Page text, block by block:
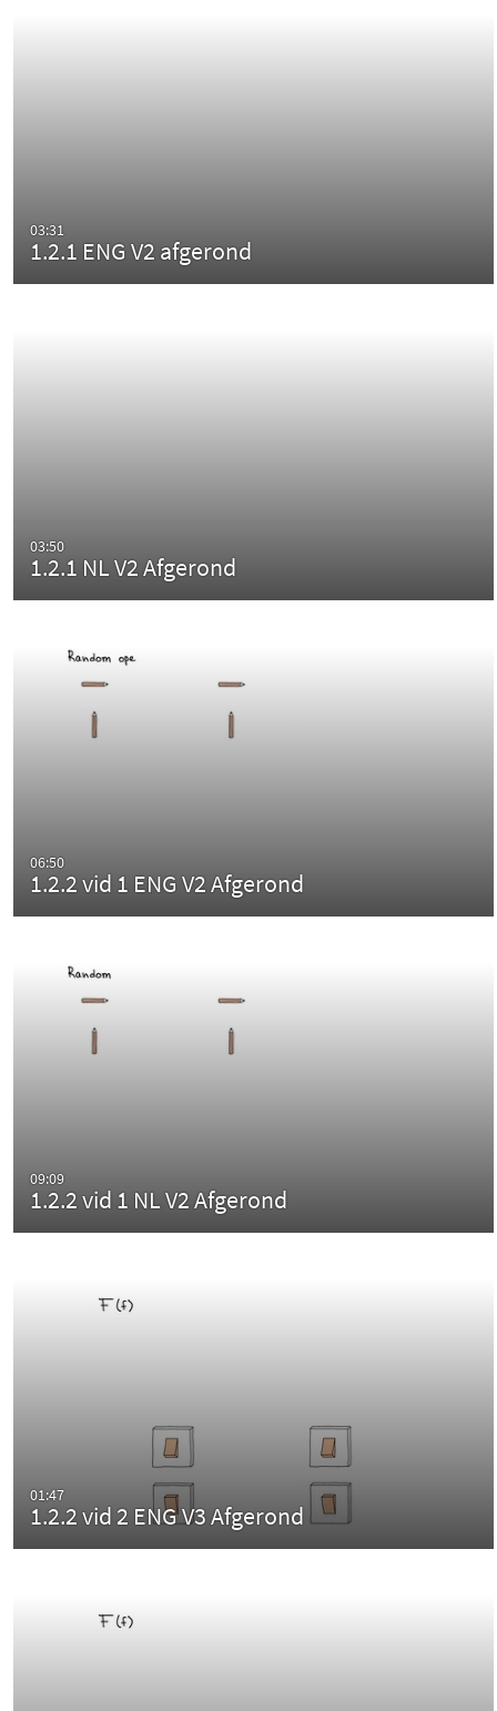
03:31
1.2.1 ENG V2 afgerond
03:50
1.2.1 NL V2 Afgerond
06:50
1.2.2 vid 1 ENG V2 Afgerond
09:09
1.2.2 vid 1 NL V2 Afgerond
01:47
1.2.2 vid 2 ENG V3 Afgerond